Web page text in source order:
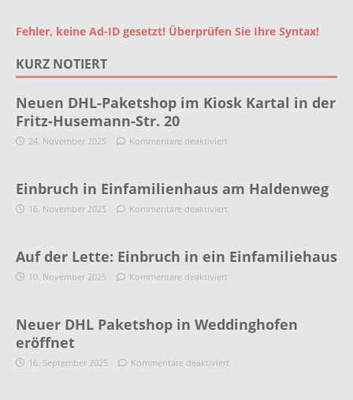
Fehler, keine Ad-ID gesetzt! Überprüfen Sie Ihre Syntax!
KURZ NOTIERT
Neuen DHL-Paketshop im Kiosk Kartal in der
Fritz-Husemann-Str. 20
24. November 2025 Kommentare deaktiviert
Einbruch in Einfamilienhaus am Haldenweg
16. November 2025 Kommentare deaktiviert
Auf der Lette: Einbruch in ein Einfamiliehaus
10. November 2025 Kommentare deaktiviert
Neuer DHL Paketshop in Weddinghofen
eröffnet
16. September 2025 Kommentare deaktiviert